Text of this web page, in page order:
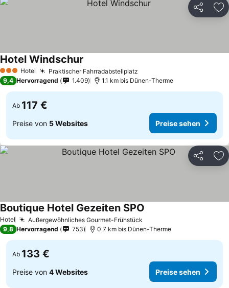
Teilen
3 SterneHotel Praktischer Fahrradabstellplatz
Hotel Windschur
9,4 Hervorragend 1.409 1.1 km bis Dünen-Therme
Ab 117 €
Preise von 5 Websites Preise sehen
Teilen
Hotel Außergewöhnliches Gourmet-Frühstück
Boutique Hotel Gezeiten SPO
9,8 Hervorragend 753 0.7 km bis Dünen-Therme
Ab 133 €
Preise von 4 Websites Preise sehen